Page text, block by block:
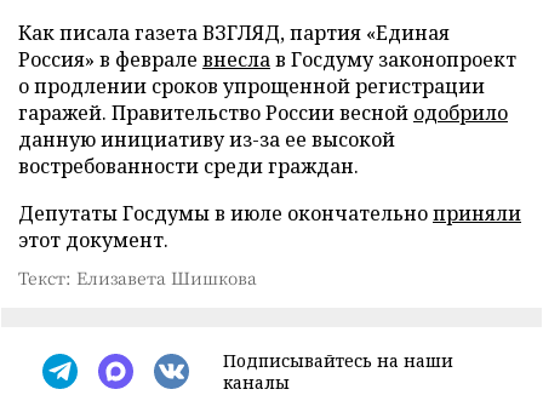
Как писала газета ВЗГЛЯД, партия «Единая
Россия» в феврале внеслав Госдуму законопроект
о продлении сроков упрощенной регистрации
гаражей. Правительство России весной одобрило
данную инициативу из-за ее высокой
востребованности среди граждан.
Депутаты Госдумы в июле окончательноприняли
этот документ.
Текст: Елизавета Шишкова
Подписывайтесь на наши
каналы